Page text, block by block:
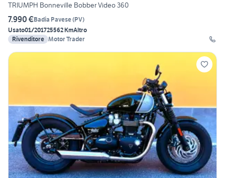
TRIUMPH Bonneville Bobber Video 360
7.990 €Badia Pavese(PV)
Usato01/201725562 KmAltro
Rivenditore Motor Trader